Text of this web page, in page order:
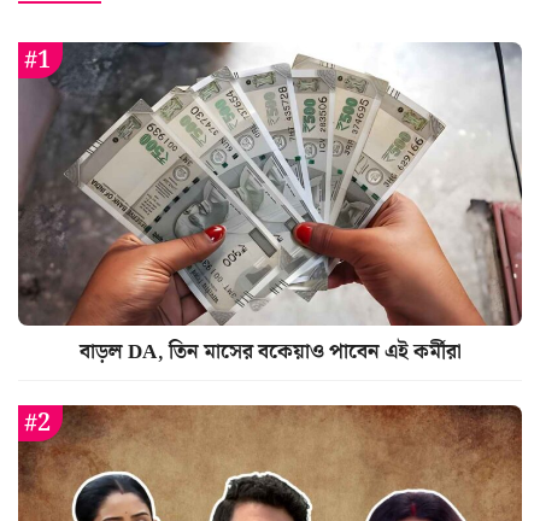
বাড়ল DA, তিন মাসের বকেয়াও পাবেন এই কর্মীরা